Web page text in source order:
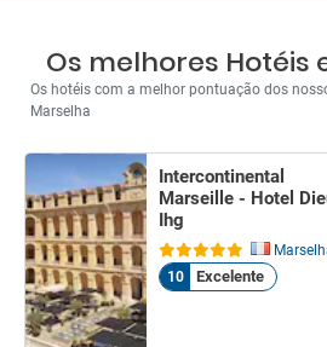
Os melhores Hotéis
Os hotéis com a melhor pontuação dos
Marselha
Intercontinental
Marseille - Hotel
Ihg
10
Excelente